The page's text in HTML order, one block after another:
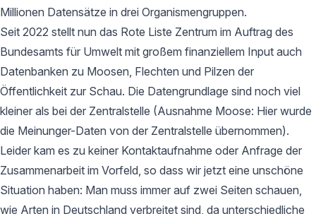
Millionen Datensätze in drei Organismengruppen.
Seit 2022 stellt nun das Rote Liste Zentrum im Auftrag des
Bundesamts für Umwelt mit großem finanziellem Input auch
Datenbanken zu Moosen, Flechten und Pilzen der
Öffentlichkeit zur Schau. Die Datengrundlage sind noch viel
kleiner als bei der Zentralstelle (Ausnahme Moose: Hier wurde
die Meinunger-Daten von der Zentralstelle übernommen).
Leider kam es zu keiner Kontaktaufnahme oder Anfrage der
Zusammenarbeit im Vorfeld, so dass wir jetzt eine unschöne
Situation haben: Man muss immer auf zwei Seiten schauen,
wie Arten in Deutschland verbreitet sind, da unterschiedliche